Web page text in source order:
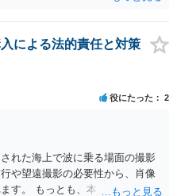
作を担当した事実を記載した
る行為まで当然に禁止できると
通常のSNSへの無断掲載と同
特定可能性等から判断されま
否していることは、違法性を認
に肖像権侵害となるわけではあ
ャット、デザイナーの利用規約
れを含む画面の複製・SNS掲載
ることをお勧めします。すでに
画面を保存してから削除を求め
による法的責任と対策
役にたった 2
れた海上で波に乗る場面の撮影
や望遠撮影の必要性から、肖像
す。 もっとも、本人の同意前に